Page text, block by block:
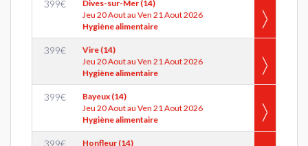
399€
Dives-sur-Mer (14)
Jeu 20 Aout au Ven 21 Aout 2026
Hygiène alimentaire
399€
Vire (14)
Jeu 20 Aout au Ven 21 Aout 2026
Hygiène alimentaire
399€
Bayeux (14)
Jeu 20 Aout au Ven 21 Aout 2026
Hygiène alimentaire
399€
Honfleur (14)